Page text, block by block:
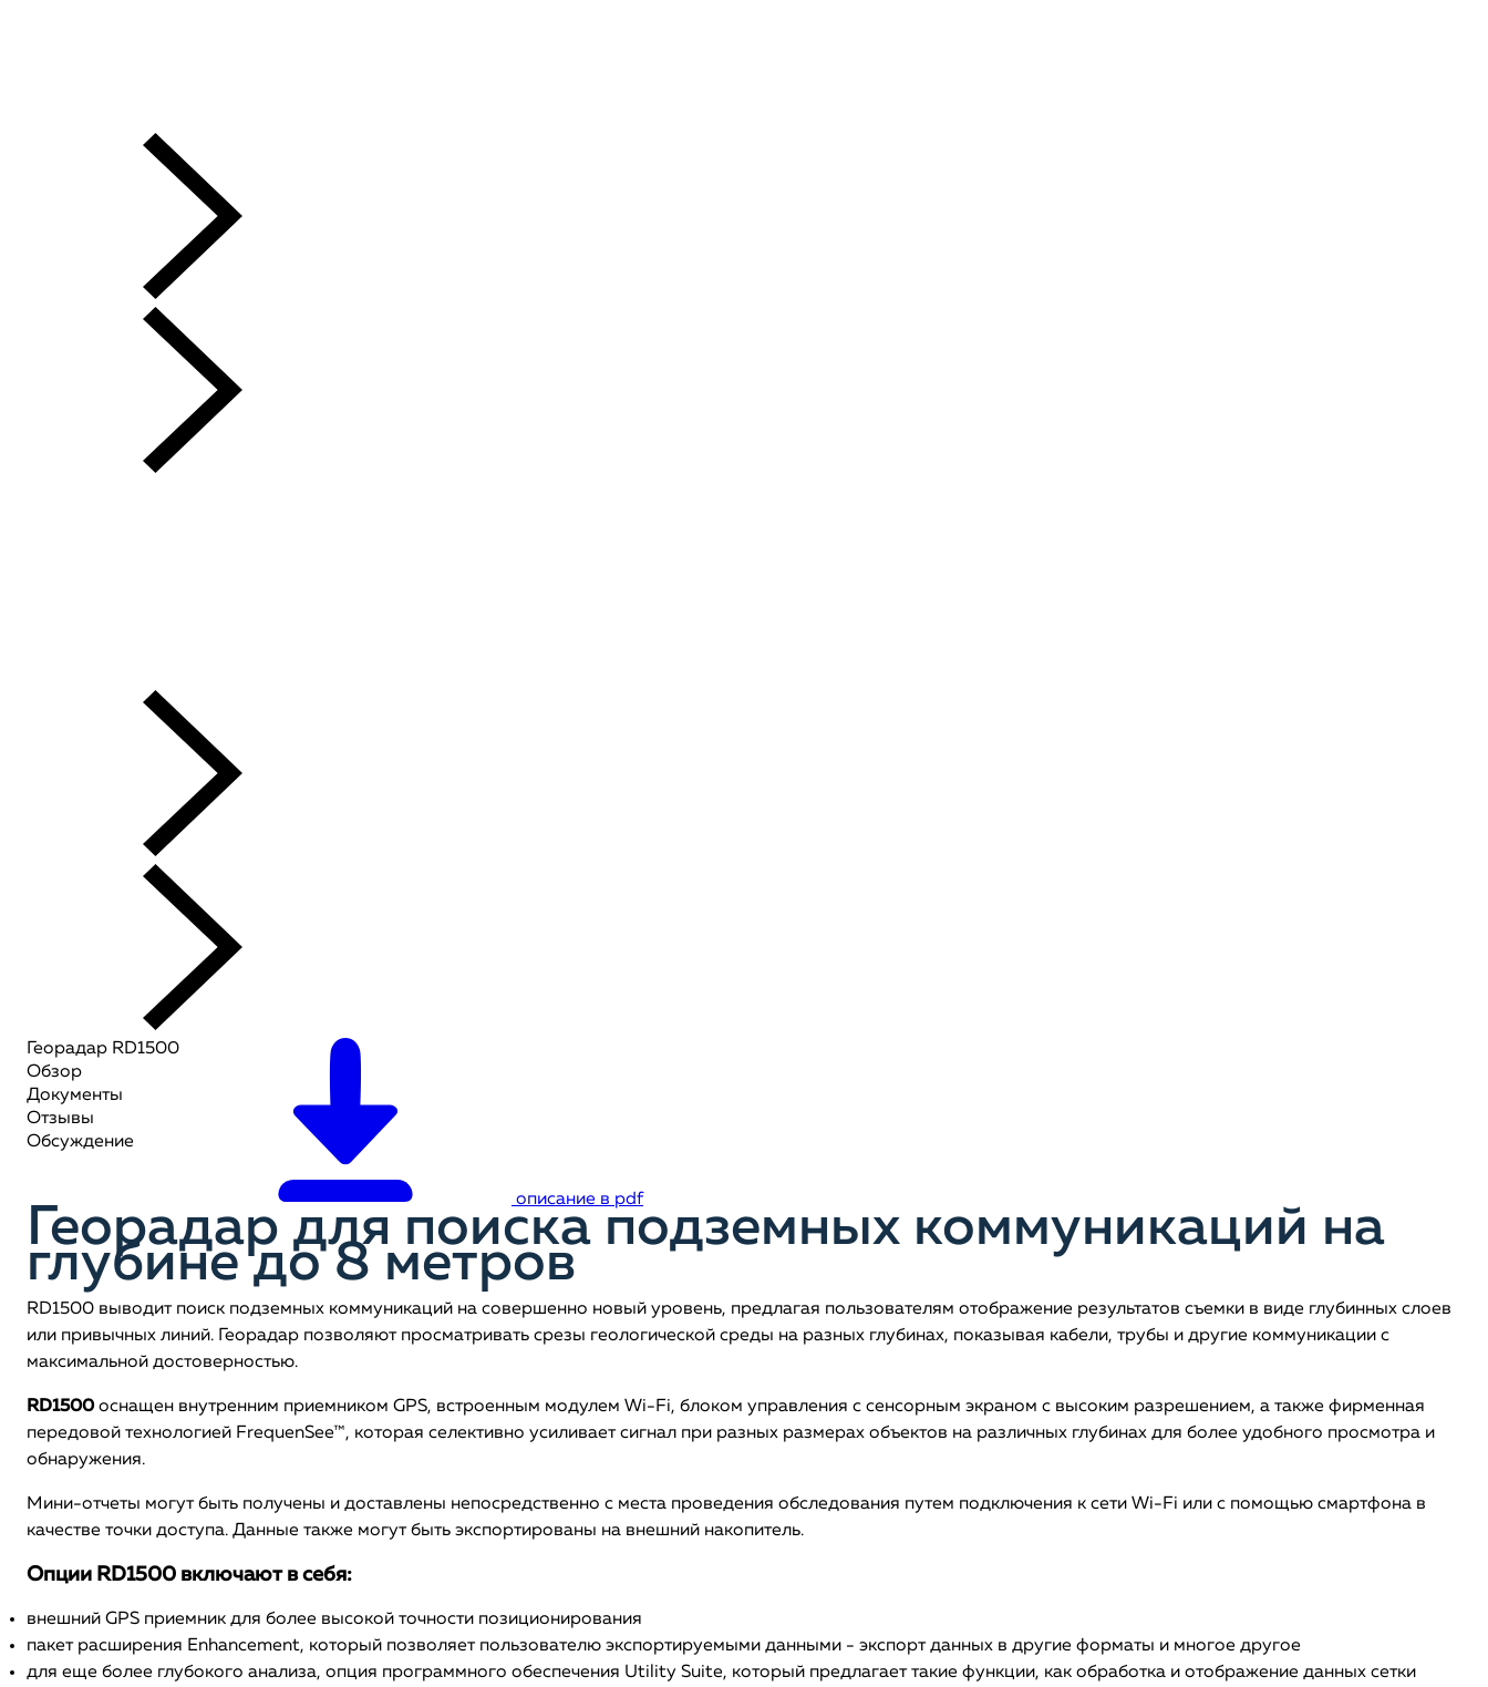
Георадар RD1500
Обзор
Документы
Отзывы
Обсуждение
описание в pdf
Георадар для поиска подземных коммуникаций на
глубине до 8 метров
RD1500 выводит поиск подземных коммуникаций на совершенно новый уровень, предлагая пользователям отображение результатов съемки в виде глубинных слоев
или привычных линий. Георадар позволяют просматривать срезы геологической среды на разных глубинах, показывая кабели, трубы и другие коммуникации с
максимальной достоверностью.
RD1500оснащен внутренним приемником GPS, встроенным модулем Wi-Fi, блоком управления с сенсорным экраном с высоким разрешением, а также фирменная
передовой технологией FrequenSee™, которая селективно усиливает сигнал при разных размерах объектов на различных глубинах для более удобного просмотра и
обнаружения.
Мини-отчеты могут быть получены и доставлены непосредственно с места проведения обследования путем подключения к сети Wi-Fi или с помощью смартфона в
качестве точки доступа. Данные также могут быть экспортированы на внешний накопитель.
Опции RD1500 включают в себя:
внешний GPS приемник для более высокой точности позиционирования
пакет расширения Enhancement, который позволяет пользователю экспортируемыми данными - экспорт данных в другие форматы и многое другое
для еще более глубокого анализа, опция программного обеспечения Utility Suite, который предлагает такие функции, как обработка и отображение данных сетки